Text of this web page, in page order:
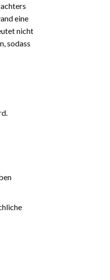
eine
nicht
sodass